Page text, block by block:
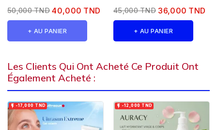
50,000 TND 40,000 TND
+ AU PANIER
45,000 TND 36,000 TND
+ AU PANIER
Les Clients Qui Ont Acheté Ce Produit Ont
Également Acheté :
 -17,000 TND  -12,000 TND